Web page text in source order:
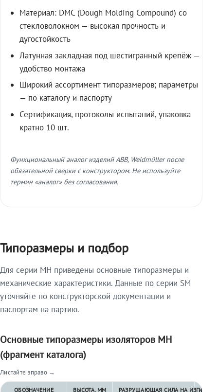
Материал: DMC (Dough Molding Compound) со
стекловолокном — высокая прочность и
дугостойкость
Латунная закладная под шестигранный крепёж —
удобство монтажа
Широкий ассортимент типоразмеров; параметры
— по каталогу и паспорту
Сертификация, протоколы испытаний, упаковка
кратно 10 шт.
Функциональный аналог изделий ABB, Weidmüller после
обязательной сверки с конструктором. Не используйте
термин «аналог» без согласования.
Типоразмеры и подбор
Для серии МН приведены основные типоразмеры и
механические характеристики. Данные по серии SM
уточняйте по конструкторской документации и
паспортам на партию.
Основные типоразмеры изоляторов МН
(фрагмент каталога)
Листайте вправо →
ОБОЗНАЧЕНИЕ ВЫСОТА, ММ РАЗРУШАЮЩАЯ СИЛА НА ИЗГИБ, КН